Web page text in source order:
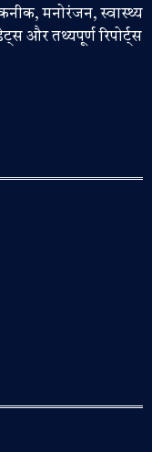
मनोरंजन, स्वास्थ्य
और तथ्यपूर्ण रिपोर्ट्स